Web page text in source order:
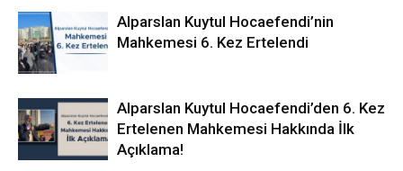
Alparslan Kuytul Hocaefendi’nin
Mahkemesi 6. Kez Ertelendi
Alparslan Kuytul Hocaefendi’den 6. Kez
Ertelenen Mahkemesi Hakkında İlk
Açıklama!